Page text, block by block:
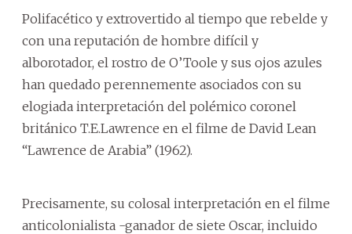
Polifacético y extrovertido al tiempo que rebelde y
con una reputación de hombre difícil y
alborotador, el rostro de O’Toole y sus ojos azules
han quedado perennemente asociados con su
elogiada interpretación del polémico coronel
británico T.E.Lawrence en el filme de David Lean
“Lawrence de Arabia” (1962).
Precisamente, su colosal interpretación en el filme
anticolonialista -ganador de siete Oscar, incluido